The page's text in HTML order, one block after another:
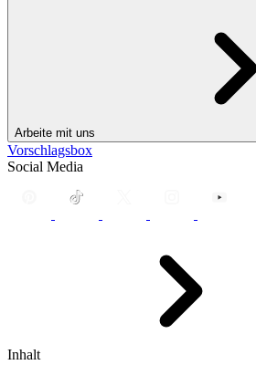
Arbeite mit uns
Vorschlagsbox
Social Media
Inhalt